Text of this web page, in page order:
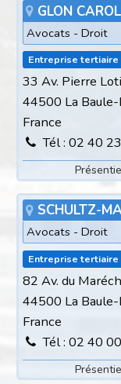
GLON
Avocats - Droit
Entreprise tertiaire
33 Av. Pierre Loti
44500 La Baule-
France
Tél : 02 40
SCHULTZ-
Avocats - Droit
Entreprise tertiaire
82 Av. du
44500 La
France
Tél : 02 40